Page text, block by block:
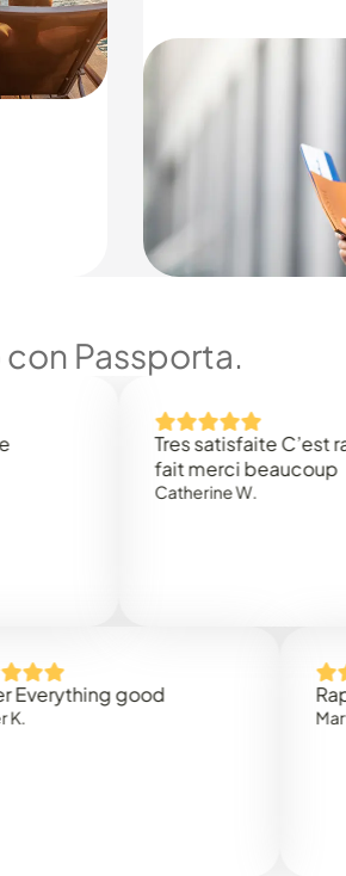
Passporta.
Tres satisfaite C’est
fait merci beaucoup
Catherine W.
good Rapidez